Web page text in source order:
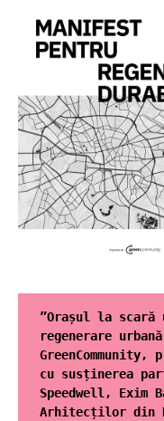
”Orașul la scară
regenerare
cu susținerea
Speedwell, Exim
Arhitecților din